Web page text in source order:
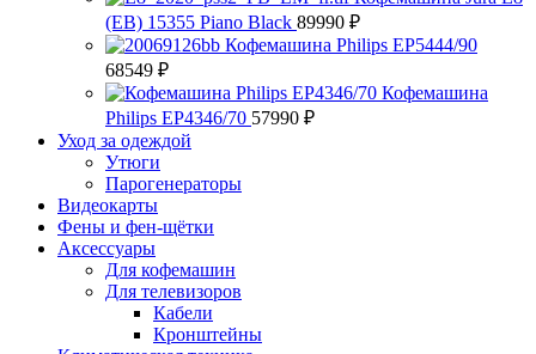
(EB) 15355 Piano Black 89990 ₽
Кофемашина Philips EP5444/90
68549 ₽
Кофемашина
Philips EP4346/70 57990 ₽
Уход за одеждой
Утюги
Парогенераторы
Видеокарты
Фены и фен-щётки
Аксессуары
Для кофемашин
Для телевизоров
Кабели
Кронштейны